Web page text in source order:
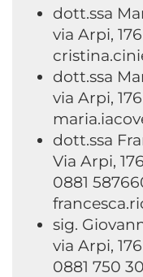
dott.ssa
via Arpi,
dott.ssa
via Arpi,
dott.ssa
Via Arpi,
0881
sig.
via Arpi,
0881 750